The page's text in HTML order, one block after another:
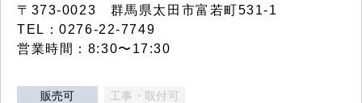
〒373-0023 群馬県太田市富若町531-1
TEL：0276-22-7749
営業時間：8:30〜17:30
販売可 工事・取付可